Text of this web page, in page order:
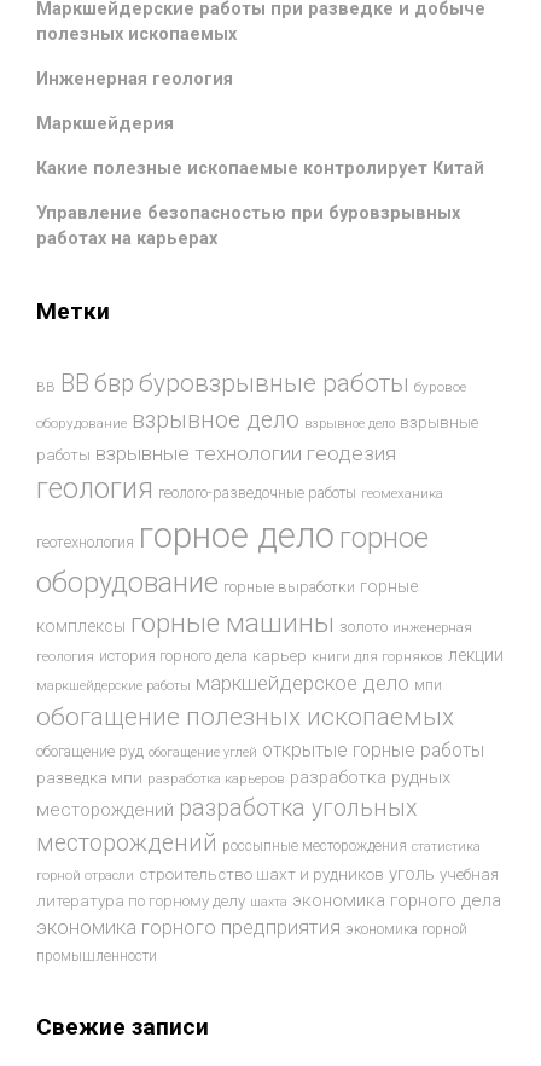
Маркшейдерские работы при разведке и добыче
полезных ископаемых
Инженерная геология
Маркшейдерия
Какие полезные ископаемые контролирует Китай
Управление безопасностью при буровзрывных
работах на карьерах
Метки
ВВ ВВ бвр буровзрывные работы буровое
оборудование взрывное дело взрывное дело взрывные
работы взрывные технологии геодезия
геология геолого-разведочные работы геомеханика
геотехнология горное дело горное
оборудование горные выработки горные
комплексы горные машины золото инженерная
геология история горного дела карьер книги для горняков лекции
маркшейдерские работы маркшейдерское дело мпи
обогащение полезных ископаемых
обогащение руд обогащение углей открытые горные работы
разведка мпи разработка карьеров разработка рудных
месторождений разработка угольных
месторождений россыпные месторождения статистика
горной отрасли строительство шахт и рудников уголь учебная
литература по горному делу шахта экономика горного дела
экономика горного предприятия экономика горной
промышленности
Свежие записи